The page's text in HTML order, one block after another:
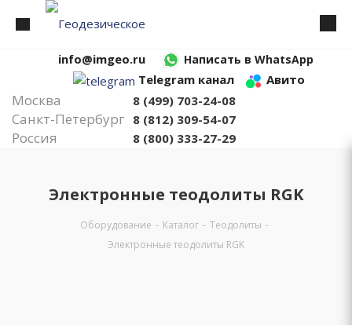
info@imgeo.ru Написать в WhatsApp
Telegram канал Авито
Москва 8 (499) 703-24-08
Санкт-Петербург 8 (812) 309-54-07
Россия 8 (800) 333-27-29
Электронные теодолиты RGK
Оборудование - Каталог - Теодолиты -
Электронные теодолиты RGK